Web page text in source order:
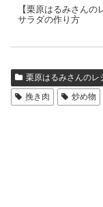
【栗原はるみさん
サラダの作り方
栗原はるみさんのレ
挽き肉
炒め物